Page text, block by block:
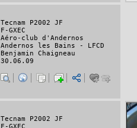
Tecnam P2002 JF
F-GXEC
Aéro-club d'Andernos
Andernos les Bains - LFCD
Benjamin Chaigneau
30.06.09
Tecnam P2002 JF